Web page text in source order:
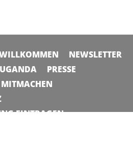
NEWSLETTER
PRESSE
MITMACHEN
EINTRAGEN